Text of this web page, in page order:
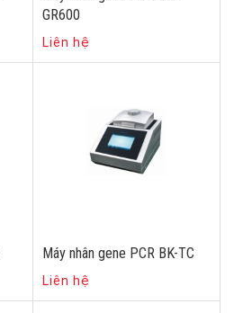
GR600
Liên hệ
Máy nhân gene PCR BK-TC
Liên hệ